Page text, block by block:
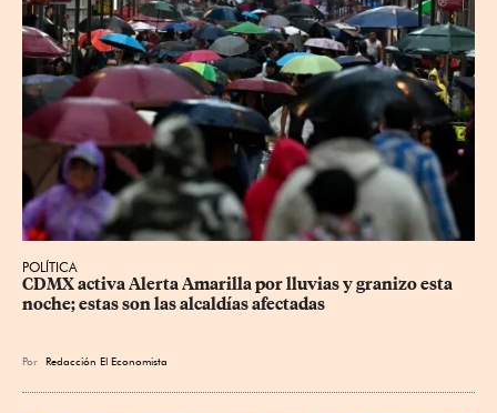
POLÍTICA
CDMX activa Alerta Amarilla por lluvias y granizo esta
noche; estas son las alcaldías afectadas
Por Redacción El Economista